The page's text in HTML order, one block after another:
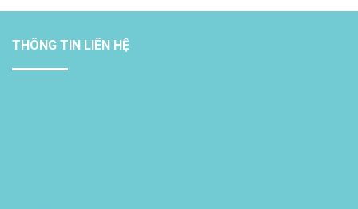
THÔNG TIN LIÊN HỆ